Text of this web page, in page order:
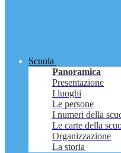
Scuola
Panoramica
Presentazione
I luoghi
Le persone
I numeri della
Le carte della
Organizzazione
La storia